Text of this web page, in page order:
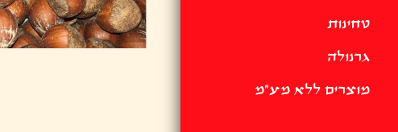
טחינות
גרנולה
מוצרים ללא מע"מ